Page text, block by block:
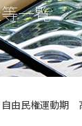
一覧
自由民権運動期